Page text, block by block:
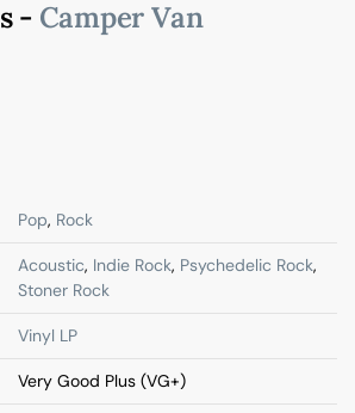
- Camper Van
Pop, Rock
Acoustic, Indie Rock, Psychedelic Rock,
Stoner Rock
Vinyl LP
Very Good Plus (VG+)